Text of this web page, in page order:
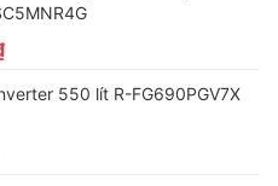
550 lít R-FG690PGV7X